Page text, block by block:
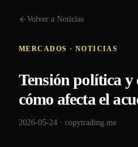
Volver a Noticias
MERCADOS · NOTICIAS
Tensión política
cómo afecta el
2026-05-24 · copytrading.me